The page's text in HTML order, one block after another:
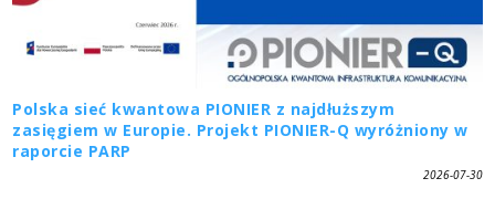
Polska sieć kwantowa PIONIER z najdłuższym
zasięgiem w Europie. Projekt PIONIER-Q wyróżniony w
raporcie PARP
2026-07-30